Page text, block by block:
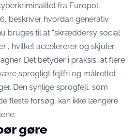
fra Europol,
beskriver hvordan generativ
bruges til at “skræddersy social
hvilket accelererer og skjuler
Det betyder i praksis, at flere
sprogligt fejlfri og målrettet
Den synlige sprogfejl, som
fleste forsøg, kan ikke længere
gøre